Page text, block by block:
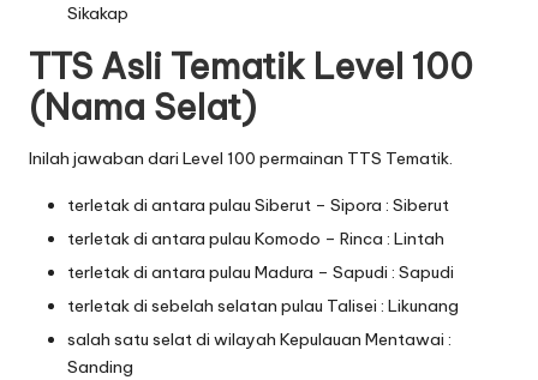
Sikakap
TTS Asli Tematik Level 100
(Nama Selat)
Inilah jawaban dari Level 100 permainan TTS Tematik.
terletak di antara pulau Siberut – Sipora : Siberut
terletak di antara pulau Komodo – Rinca : Lintah
terletak di antara pulau Madura – Sapudi : Sapudi
terletak di sebelah selatan pulau Talisei : Likunang
salah satu selat di wilayah Kepulauan Mentawai :
Sanding